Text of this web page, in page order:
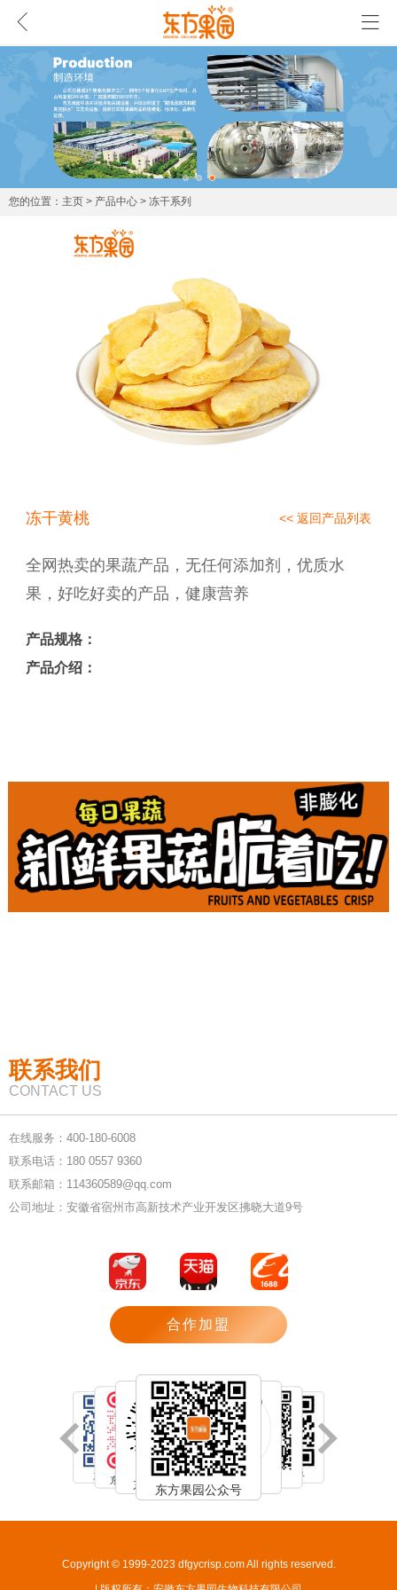

关于我们
寻求合作
产品中心
招聘专区
主页 > 产品中心 > 冻干系列
冻干黄桃 << 返回产品列表
全网热卖的果蔬产品，无任何添加剂，优质水
果，好吃好卖的产品，健康营养
产品规格：
产品介绍：
联系我们
CONTACT US
在线服务：400-180-6008
联系电话：180 0557 9360
联系邮箱：114360589@qq.com
公司地址：安徽省宿州市高新技术产业开发区拂晓大道9号
合作加盟
东方果园小红书
东方果园小程序
东方果园公众号
东方果园抖音
东方果园微博东方果园知乎
东方果园B站
Copyright © 1999-2023 dfgycrisp.com All rights reserved.